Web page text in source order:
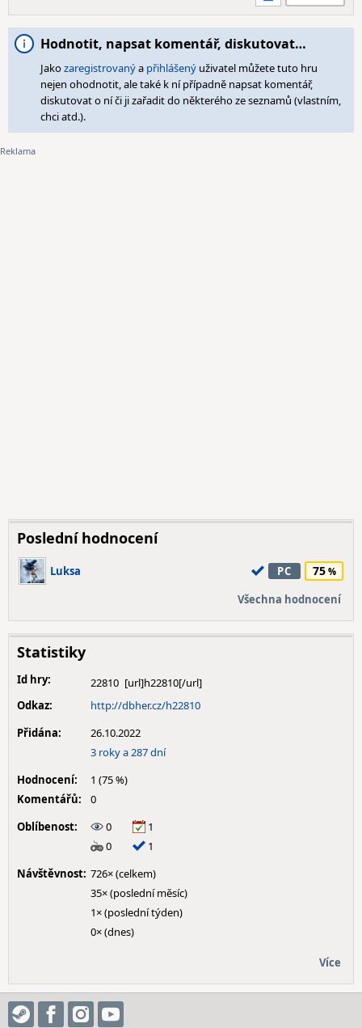
Hodnotit, napsat komentář, diskutovat…
Jakozaregistrovanýa přihlášený uživatel můžete tuto hru
nejen ohodnotit, ale také k ní případně napsat komentář,
diskutovat o ní či ji zařadit do některého ze seznamů (vlastním,
chci atd.).
Poslední hodnocení
Luksa PC 75
Všechna hodnocení
Statistiky
Id hry:
22810
Odkaz:
http://dbher.cz/h22810
Přidána:
26.10.2022
3 roky a 287 dní
Hodnocení:
1 (75 %)
Komentářů:
0
Oblíbenost:
0
1
0
1
Návštěvnost: 726× (celkem)
35× (poslední měsíc)
1× (poslední týden)
0× (dnes)
Více